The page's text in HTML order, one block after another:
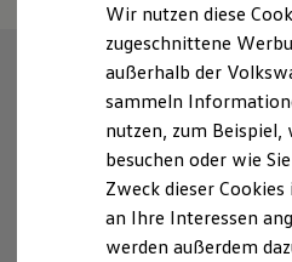
Elektroautos
ID. Tutorials
Reichweite
Reichweite der
Reichweite im
Laden
Laden unterwegs
Laden Zuhause
Wir nutzen diese
zugeschnittene
außerhalb der
sammeln
nutzen, zum Beispiel,
besuchen oder wie
Zweck dieser
an Ihre Interessen
werden außerdem